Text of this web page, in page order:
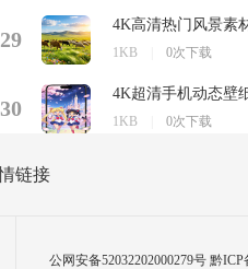
29
4K高清热门风景素
1KB 0次下载
30
4K超清手机动态壁
1KB 0次下载
链接
公网安备52032202000279号 黔ICP